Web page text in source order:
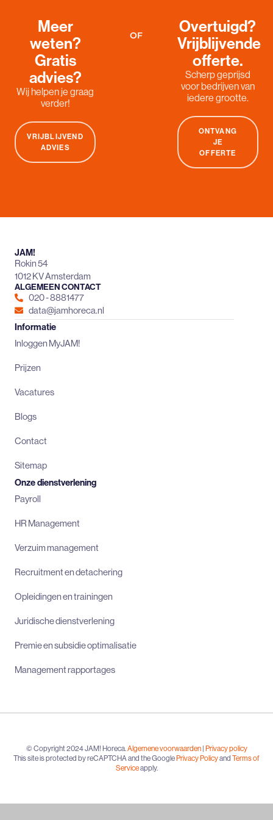
Meer
weten?
Gratis
advies?
Wij helpen je graag
verder!
VRIJBLIJVEND
ADVIES
OF
Overtuigd?
Vrijblijvende
offerte.
Scherp geprijsd
voor bedrijven van
iedere grootte.
ONTVANG
JE
OFFERTE
JAM!
Rokin 54
1012 KV Amsterdam
ALGEMEEN CONTACT
020 - 8881477
data@jamhoreca.nl
Informatie
Inloggen MyJAM!
Prijzen
Vacatures
Blogs
Contact
Sitemap
Onze dienstverlening
Payroll
HR Management
Verzuim management
Recruitment en detachering
Opleidingen en trainingen
Juridische dienstverlening
Premie en subsidie optimalisatie
Management rapportages
© Copyright 2024 JAM! Horeca.Algemene voorwaarden| Privacy policy
This site is protected by reCAPTCHA and the GooglePrivacy Policyand Terms of
Serviceapply.